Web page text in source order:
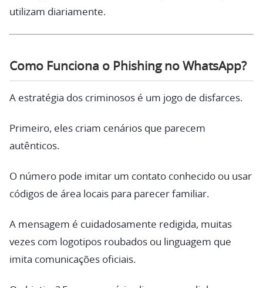
utilizam diariamente.
Como Funciona o Phishing no WhatsApp?
A estratégia dos criminosos é um jogo de disfarces.
Primeiro, eles criam cenários que parecem
autênticos.
O número pode imitar um contato conhecido ou usar
códigos de área locais para parecer familiar.
A mensagem é cuidadosamente redigida, muitas
vezes com logotipos roubados ou linguagem que
imita comunicações oficiais.